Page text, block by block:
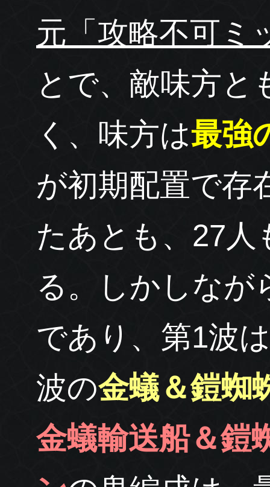
元「攻略不可ミ
とで、敵味方と
く、味方は最強
が初期配置で存
たあとも、27人
る。しかしなが
であり、第1波
波の金蟻＆鎧蜘
金蟻輸送船＆鎧